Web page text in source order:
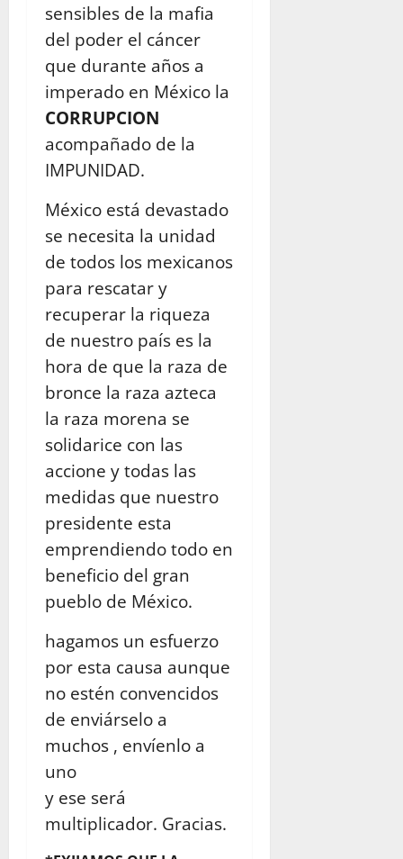
sensibles de la mafia
del poder el cáncer
que durante años a
imperado en México la
CORRUPCION
acompañado de la
IMPUNIDAD.
México está devastado
se necesita la unidad
de todos los mexicanos
para rescatar y
recuperar la riqueza
de nuestro país es la
hora de que la raza de
bronce la raza azteca
la raza morena se
solidarice con las
accione y todas las
medidas que nuestro
presidente esta
emprendiendo todo en
beneficio del gran
pueblo de México.
hagamos un esfuerzo
por esta causa aunque
no estén convencidos
de enviárselo a
muchos , envíenlo a
uno
y ese será
multiplicador. Gracias.